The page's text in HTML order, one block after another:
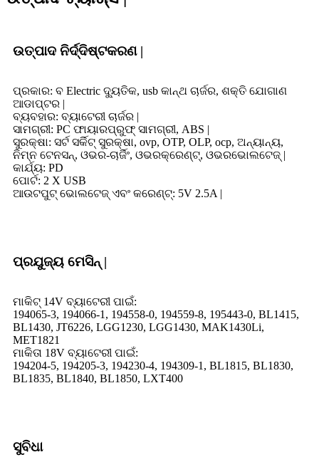
ଉତ୍ପାଦ ନିର୍ଦ୍ଦିଷ୍ଟକରଣ |
ପ୍ରକାର: ବ Electric ଦ୍ୟୁତିକ, usb କାନ୍ଥ ଚାର୍ଜର, ଶକ୍ତି ଯୋଗାଣ
ଆଡାପ୍ଟର |
ବ୍ୟବହାର: ବ୍ୟାଟେରୀ ଚାର୍ଜର |
ସାମଗ୍ରୀ: PC ଫାୟାରପ୍ରୁଫ୍ ସାମଗ୍ରୀ, ABS |
ସୁରକ୍ଷା: ସର୍ଟ ସର୍କିଟ୍ ସୁରକ୍ଷା, ovp, OTP, OLP, ocp, ଅନ୍ୟାନ୍ୟ,
ନିମ୍ନ ଟେନସନ୍, ଓଭର-ଚାର୍ଜିଂ, ଓଭରକ୍ରେଣ୍ଟ୍, ଓଭରଭୋଲଟେଜ୍ |
କାର୍ଯ୍ୟ: PD
ପୋର୍ଟ: 2 X USB
ଆଉଟପୁଟ୍ ଭୋଲଟେଜ୍ ଏବଂ କରେଣ୍ଟ୍: 5V 2.5A |
ପ୍ରଯୁଜ୍ୟ ମେସିନ୍ |
ମାକିଟ୍ 14V ବ୍ୟାଟେରୀ ପାଇଁ:
194065-3, 194066-1, 194558-0, 194559-8, 195443-0, BL1415,
BL1430, JT6226, LGG1230, LGG1430, MAK1430Li,
MET1821
ମାକିତା 18V ବ୍ୟାଟେରୀ ପାଇଁ:
194204-5, 194205-3, 194230-4, 194309-1, BL1815, BL1830,
BL1835, BL1840, BL1850, LXT400
ସୁବିଧା